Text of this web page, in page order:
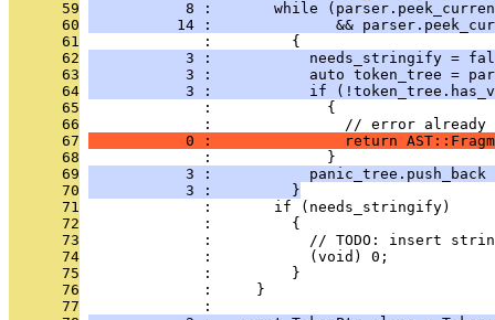
      59
8 :       while
      60
14 :              &&
      61
              :         {
      62
3 :           needs_stringify =
      63
3 :           auto token_tree =
      64
3 :           if
      65
              :             {
      66
:               // error already
      67
0 :               return
      68
              :             }
      69
3 :
      70
           3 :         }
      71
              :       if (needs_stringify)
      72
              :         {
      73
:           // TODO: insert
      74
              :           (void) 0;
      75
              :         }
      76
              :     }
      77
              :